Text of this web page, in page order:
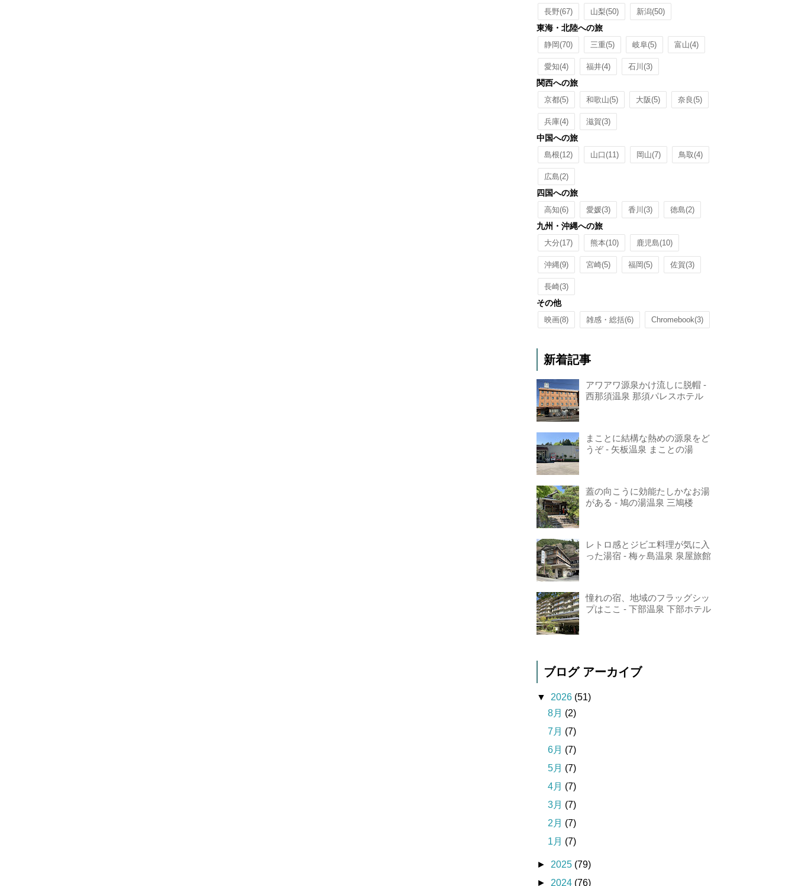
長野(67) 山梨(50) 新潟(50)
東海・北陸への旅
静岡(70) 三重(5) 岐阜(5) 富山(4)
愛知(4) 福井(4) 石川 (3)
関西への旅
京都(5) 和歌山(5) 大阪(5) 奈良(5)
兵庫(4) 滋賀(3)
中国への旅
島根(12) 山口(11) 岡山(7) 鳥取(4)
広島(2)
四国への旅
高知(6) 愛媛(3) 香川 (3) 徳島(2)
九州・沖縄への旅
大分(17) 熊本(10) 鹿児島(10)
沖縄(9) 宮崎(5) 福岡(5) 佐賀(3)
長崎(3)
その他
映画(8) 雑感・総括(6) Chromebook(3)
新着記事
アワアワ源泉かけ流しに脱帽 -
西那須温泉 那須パレスホテル
まことに結構な熱めの源泉をど
うぞ - 矢板温泉 まことの湯
蓋の向こうに効能たしかなお湯
がある - 鳩の湯温泉 三鳩楼
レトロ感とジビエ料理が気に入
った湯宿 - 梅ヶ島温泉 泉屋旅館
憧れの宿、地域のフラッグシッ
プはここ - 下部温泉 下部ホテル
ブログ アーカイブ
▼ 2026 (51)
8月 (2)
7月 (7)
6月 (7)
5月 (7)
4月 (7)
3月 (7)
2月 (7)
1月 (7)
► 2025 (79)
► 2024 (76)